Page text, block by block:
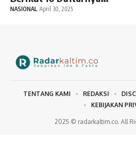
NASIONAL April 30, 2025
2025 © radarkaltim.co. All
TENTANG KAMI REDAKSI
KEBIJAKAN